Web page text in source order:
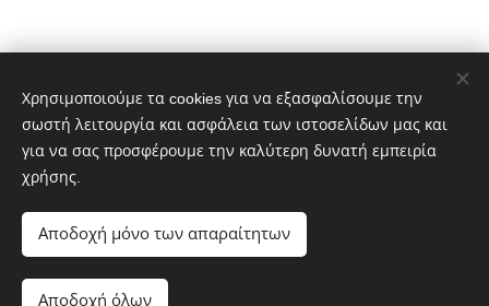
© Copyright 2024 Antonios I. PROTOPAPAS.
Χρησιμοποιούμε τα cookies για να εξασφαλίσουμε την
σωστή λειτουργία και ασφάλεια των ιστοσελίδων μας και
για να σας προσφέρουμε την καλύτερη δυνατή εμπειρία
χρήσης.
Αποδοχή μόνο των απαραίτητων
Αποδοχή όλων